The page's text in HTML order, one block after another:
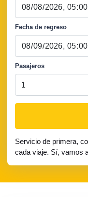
Fecha de regreso
Pasajeros
Servicio de primera,
cada viaje. Sí, vamos